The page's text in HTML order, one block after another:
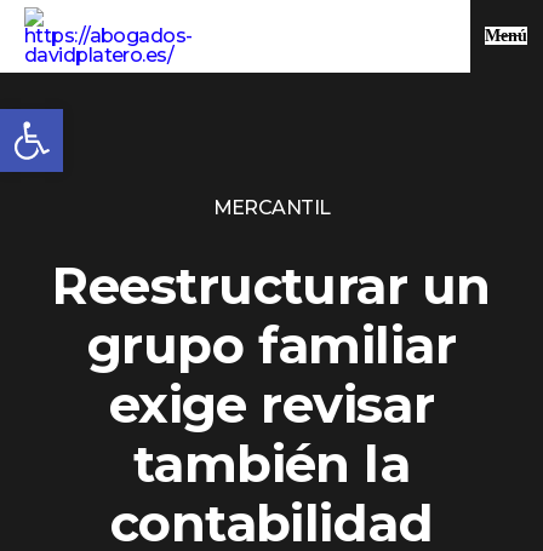
Menú
MERCANTIL
Reestructurar un
grupo familiar
exige revisar
también la
contabilidad
Abrir barra de herramientas